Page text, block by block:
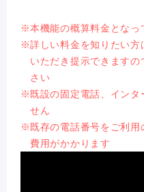
本機能の概算料金となっ
詳しい料金を知りたい方
いただき提示できます
さい
既設の固定電話、イン
せん
既存の電話番号をご利
費用がかかります